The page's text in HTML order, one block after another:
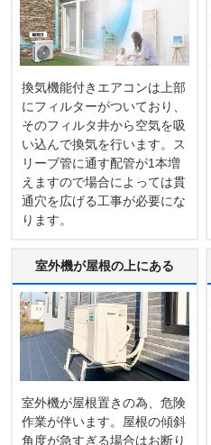
換気機能付きエアコンは上部
にフィルターがついており、
そのフィルタ井から空気を吸
い込んで換気を行います。ス
リーブ管に通す配管が1本増
えますので場合によっては貫
通穴を広げる工事が必要にな
ります。
室外機が屋根の上にある
室外機が屋根置きの為、危険
作業が伴います。屋根の傾斜
角度が急すぎる場合はお断り